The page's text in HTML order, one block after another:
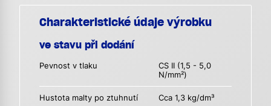
Charakteristické údaje výrobku
ve stavu při dodání
Pevnost v tlaku
CS II (1,5 - 5,0
N/mm²)
Hustota malty po ztuhnutí Cca 1,3 kg/dm³